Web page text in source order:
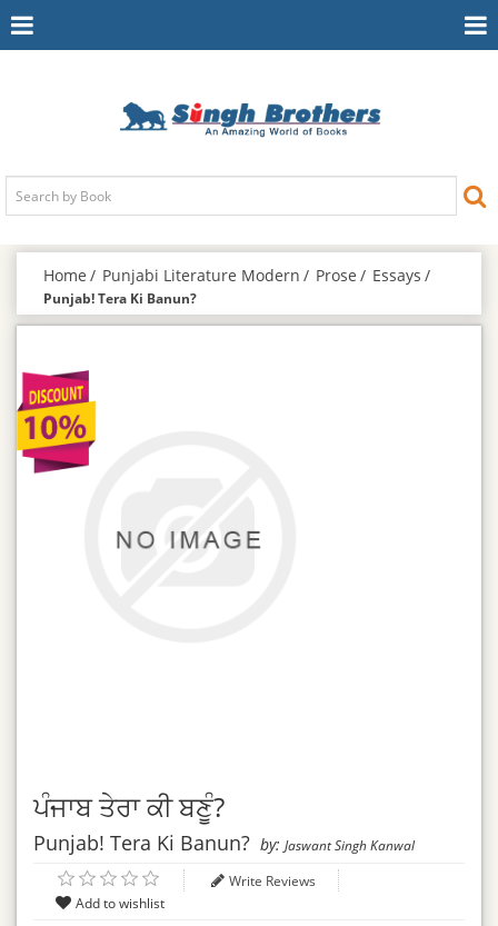
Toggle
Home Punjabi Literature Modern Prose Essays
Punjab! Tera Ki Banun?
ਪੰਜਾਬ ਤੇਰਾ ਕੀ ਬਣੂੰ?
Punjab! Tera Ki Banun? by: Jaswant Singh Kanwal
Write Reviews